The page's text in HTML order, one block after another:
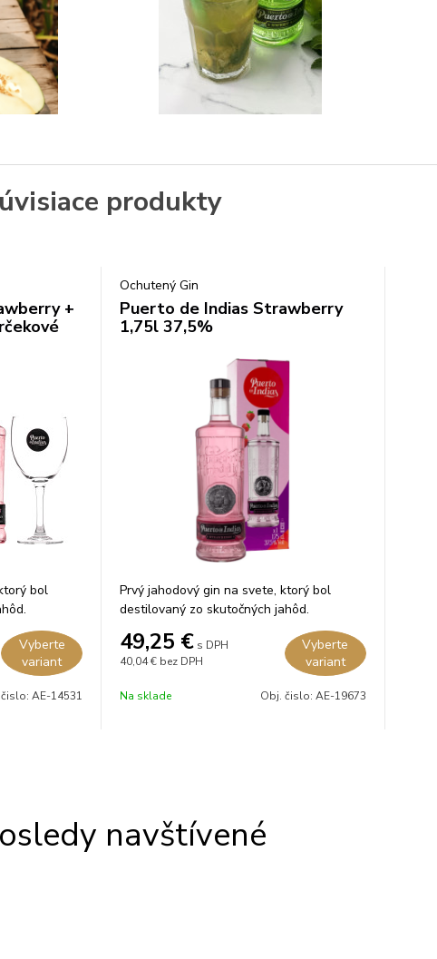
produkty
+
bol
Vyberte
variant
AE-14531
Ochutený Gin
Puerto de Indias Strawberry
1,75l 37,5%
Prvý jahodový gin na svete, ktorý bol
destilovaný zo skutočných jahôd.
49,25 € s DPH
40,04 € bez DPH
Vyberte
variant
Na sklade Obj. čislo: AE-19673
navštívené